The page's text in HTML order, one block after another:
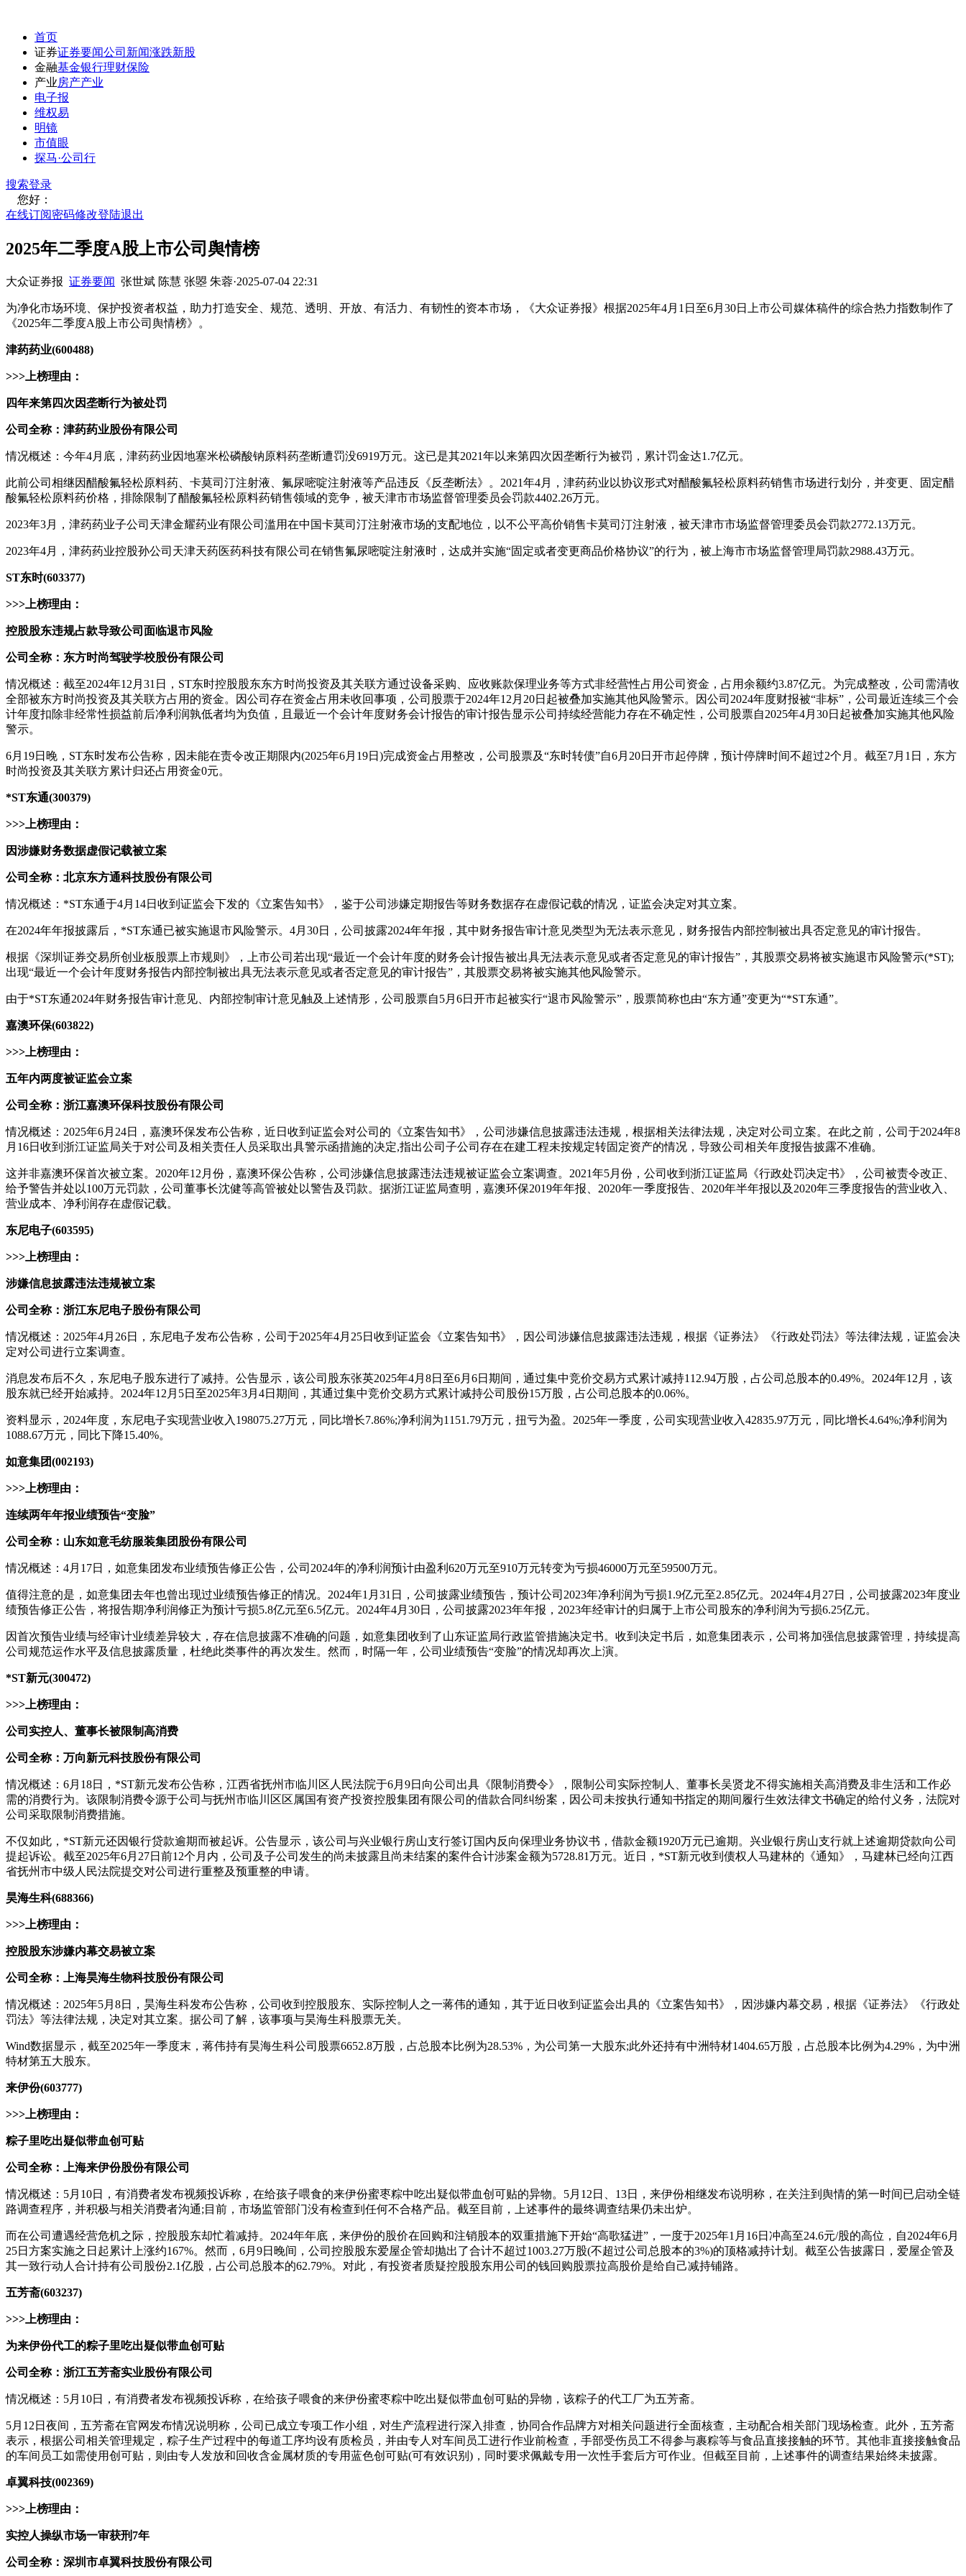
首页
证券证券要闻公司新闻涨跌新股
金融基金银行理财保险
产业房产产业
电子报
维权易
明镜
市值眼
探马·公司行
搜索登录
您好：
在线订阅密码修改登陆退出
2025年二季度A股上市公司舆情榜
大众证券报 证券要闻 张世斌 陈慧 张曌 朱蓉·2025-07-04 22:31
为净化市场环境、保护投资者权益，助力打造安全、规范、透明、开放、有活力、有韧性的资本市场，《大众证券报》根据2025年4月1日至6月30日上市公司媒体稿件的综合热力指数制作了
《2025年二季度A股上市公司舆情榜》。
津药药业(600488)
>>>上榜理由：
四年来第四次因垄断行为被处罚
公司全称：津药药业股份有限公司
情况概述：今年4月底，津药药业因地塞米松磷酸钠原料药垄断遭罚没6919万元。这已是其2021年以来第四次因垄断行为被罚，累计罚金达1.7亿元。
此前公司相继因醋酸氟轻松原料药、卡莫司汀注射液、氟尿嘧啶注射液等产品违反《反垄断法》。2021年4月，津药药业以协议形式对醋酸氟轻松原料药销售市场进行划分，并变更、固定醋
酸氟轻松原料药价格，排除限制了醋酸氟轻松原料药销售领域的竞争，被天津市市场监督管理委员会罚款4402.26万元。
2023年3月，津药药业子公司天津金耀药业有限公司滥用在中国卡莫司汀注射液市场的支配地位，以不公平高价销售卡莫司汀注射液，被天津市市场监督管理委员会罚款2772.13万元。
2023年4月，津药药业控股孙公司天津天药医药科技有限公司在销售氟尿嘧啶注射液时，达成并实施“固定或者变更商品价格协议”的行为，被上海市市场监督管理局罚款2988.43万元。
ST东时(603377)
>>>上榜理由：
控股股东违规占款导致公司面临退市风险
公司全称：东方时尚驾驶学校股份有限公司
情况概述：截至2024年12月31日，ST东时控股股东东方时尚投资及其关联方通过设备采购、应收账款保理业务等方式非经营性占用公司资金，占用余额约3.87亿元。为完成整改，公司需清收
全部被东方时尚投资及其关联方占用的资金。因公司存在资金占用未收回事项，公司股票于2024年12月20日起被叠加实施其他风险警示。因公司2024年度财报被“非标”，公司最近连续三个会
计年度扣除非经常性损益前后净利润孰低者均为负值，且最近一个会计年度财务会计报告的审计报告显示公司持续经营能力存在不确定性，公司股票自2025年4月30日起被叠加实施其他风险
警示。
6月19日晚，ST东时发布公告称，因未能在责令改正期限内(2025年6月19日)完成资金占用整改，公司股票及“东时转债”自6月20日开市起停牌，预计停牌时间不超过2个月。截至7月1日，东方
时尚投资及其关联方累计归还占用资金0元。
*ST东通(300379)
>>>上榜理由：
因涉嫌财务数据虚假记载被立案
公司全称：北京东方通科技股份有限公司
情况概述：*ST东通于4月14日收到证监会下发的《立案告知书》，鉴于公司涉嫌定期报告等财务数据存在虚假记载的情况，证监会决定对其立案。
在2024年年报披露后，*ST东通已被实施退市风险警示。4月30日，公司披露2024年年报，其中财务报告审计意见类型为无法表示意见，财务报告内部控制被出具否定意见的审计报告。
根据《深圳证券交易所创业板股票上市规则》，上市公司若出现“最近一个会计年度的财务会计报告被出具无法表示意见或者否定意见的审计报告”，其股票交易将被实施退市风险警示(*ST);
出现“最近一个会计年度财务报告内部控制被出具无法表示意见或者否定意见的审计报告”，其股票交易将被实施其他风险警示。
由于*ST东通2024年财务报告审计意见、内部控制审计意见触及上述情形，公司股票自5月6日开市起被实行“退市风险警示”，股票简称也由“东方通”变更为“*ST东通”。
嘉澳环保(603822)
>>>上榜理由：
五年内两度被证监会立案
公司全称：浙江嘉澳环保科技股份有限公司
情况概述：2025年6月24日，嘉澳环保发布公告称，近日收到证监会对公司的《立案告知书》，公司涉嫌信息披露违法违规，根据相关法律法规，决定对公司立案。在此之前，公司于2024年8
月16日收到浙江证监局关于对公司及相关责任人员采取出具警示函措施的决定,指出公司子公司存在在建工程未按规定转固定资产的情况，导致公司相关年度报告披露不准确。
这并非嘉澳环保首次被立案。2020年12月份，嘉澳环保公告称，公司涉嫌信息披露违法违规被证监会立案调查。2021年5月份，公司收到浙江证监局《行政处罚决定书》，公司被责令改正、
给予警告并处以100万元罚款，公司董事长沈健等高管被处以警告及罚款。据浙江证监局查明，嘉澳环保2019年年报、2020年一季度报告、2020年半年报以及2020年三季度报告的营业收入、
营业成本、净利润存在虚假记载。
东尼电子(603595)
>>>上榜理由：
涉嫌信息披露违法违规被立案
公司全称：浙江东尼电子股份有限公司
情况概述：2025年4月26日，东尼电子发布公告称，公司于2025年4月25日收到证监会《立案告知书》，因公司涉嫌信息披露违法违规，根据《证券法》《行政处罚法》等法律法规，证监会决
定对公司进行立案调查。
消息发布后不久，东尼电子股东进行了减持。公告显示，该公司股东张英2025年4月8日至6月6日期间，通过集中竞价交易方式累计减持112.94万股，占公司总股本的0.49%。2024年12月，该
股东就已经开始减持。2024年12月5日至2025年3月4日期间，其通过集中竞价交易方式累计减持公司股份15万股，占公司总股本的0.06%。
资料显示，2024年度，东尼电子实现营业收入198075.27万元，同比增长7.86%;净利润为1151.79万元，扭亏为盈。2025年一季度，公司实现营业收入42835.97万元，同比增长4.64%;净利润为
1088.67万元，同比下降15.40%。
如意集团(002193)
>>>上榜理由：
连续两年年报业绩预告“变脸”
公司全称：山东如意毛纺服装集团股份有限公司
情况概述：4月17日，如意集团发布业绩预告修正公告，公司2024年的净利润预计由盈利620万元至910万元转变为亏损46000万元至59500万元。
值得注意的是，如意集团去年也曾出现过业绩预告修正的情况。2024年1月31日，公司披露业绩预告，预计公司2023年净利润为亏损1.9亿元至2.85亿元。2024年4月27日，公司披露2023年度业
绩预告修正公告，将报告期净利润修正为预计亏损5.8亿元至6.5亿元。2024年4月30日，公司披露2023年年报，2023年经审计的归属于上市公司股东的净利润为亏损6.25亿元。
因首次预告业绩与经审计业绩差异较大，存在信息披露不准确的问题，如意集团收到了山东证监局行政监管措施决定书。收到决定书后，如意集团表示，公司将加强信息披露管理，持续提高
公司规范运作水平及信息披露质量，杜绝此类事件的再次发生。然而，时隔一年，公司业绩预告“变脸”的情况却再次上演。
*ST新元(300472)
>>>上榜理由：
公司实控人、董事长被限制高消费
公司全称：万向新元科技股份有限公司
情况概述：6月18日，*ST新元发布公告称，江西省抚州市临川区人民法院于6月9日向公司出具《限制消费令》，限制公司实际控制人、董事长吴贤龙不得实施相关高消费及非生活和工作必
需的消费行为。该限制消费令源于公司与抚州市临川区区属国有资产投资控股集团有限公司的借款合同纠纷案，因公司未按执行通知书指定的期间履行生效法律文书确定的给付义务，法院对
公司采取限制消费措施。
不仅如此，*ST新元还因银行贷款逾期而被起诉。公告显示，该公司与兴业银行房山支行签订国内反向保理业务协议书，借款金额1920万元已逾期。兴业银行房山支行就上述逾期贷款向公司
提起诉讼。截至2025年6月27日前12个月内，公司及子公司发生的尚未披露且尚未结案的案件合计涉案金额为5728.81万元。近日，*ST新元收到债权人马建林的《通知》，马建林已经向江西
省抚州市中级人民法院提交对公司进行重整及预重整的申请。
昊海生科(688366)
>>>上榜理由：
控股股东涉嫌内幕交易被立案
公司全称：上海昊海生物科技股份有限公司
情况概述：2025年5月8日，昊海生科发布公告称，公司收到控股股东、实际控制人之一蒋伟的通知，其于近日收到证监会出具的《立案告知书》，因涉嫌内幕交易，根据《证券法》《行政处
罚法》等法律法规，决定对其立案。据公司了解，该事项与昊海生科股票无关。
Wind数据显示，截至2025年一季度末，蒋伟持有昊海生科公司股票6652.8万股，占总股本比例为28.53%，为公司第一大股东;此外还持有中洲特材1404.65万股，占总股本比例为4.29%，为中洲
特材第五大股东。
来伊份(603777)
>>>上榜理由：
粽子里吃出疑似带血创可贴
公司全称：上海来伊份股份有限公司
情况概述：5月10日，有消费者发布视频投诉称，在给孩子喂食的来伊份蜜枣粽中吃出疑似带血创可贴的异物。5月12日、13日，来伊份相继发布说明称，在关注到舆情的第一时间已启动全链
路调查程序，并积极与相关消费者沟通;目前，市场监管部门没有检查到任何不合格产品。截至目前，上述事件的最终调查结果仍未出炉。
而在公司遭遇经营危机之际，控股股东却忙着减持。2024年年底，来伊份的股价在回购和注销股本的双重措施下开始“高歌猛进”，一度于2025年1月16日冲高至24.6元/股的高位，自2024年6月
25日方案实施之日起累计上涨约167%。然而，6月9日晚间，公司控股股东爱屋企管却抛出了合计不超过1003.27万股(不超过公司总股本的3%)的顶格减持计划。截至公告披露日，爱屋企管及
其一致行动人合计持有公司股份2.1亿股，占公司总股本的62.79%。对此，有投资者质疑控股股东用公司的钱回购股票拉高股价是给自己减持铺路。
五芳斋(603237)
>>>上榜理由：
为来伊份代工的粽子里吃出疑似带血创可贴
公司全称：浙江五芳斋实业股份有限公司
情况概述：5月10日，有消费者发布视频投诉称，在给孩子喂食的来伊份蜜枣粽中吃出疑似带血创可贴的异物，该粽子的代工厂为五芳斋。
5月12日夜间，五芳斋在官网发布情况说明称，公司已成立专项工作小组，对生产流程进行深入排查，协同合作品牌方对相关问题进行全面核查，主动配合相关部门现场检查。此外，五芳斋
表示，根据公司相关管理规定，粽子生产过程中的每道工序均设有质检员，并由专人对车间员工进行作业前检查，手部受伤员工不得参与裹粽等与食品直接接触的环节。其他非直接接触食品
的车间员工如需使用创可贴，则由专人发放和回收含金属材质的专用蓝色创可贴(可有效识别)，同时要求佩戴专用一次性手套后方可作业。但截至目前，上述事件的调查结果始终未披露。
卓翼科技(002369)
>>>上榜理由：
实控人操纵市场一审获刑7年
公司全称：深圳市卓翼科技股份有限公司